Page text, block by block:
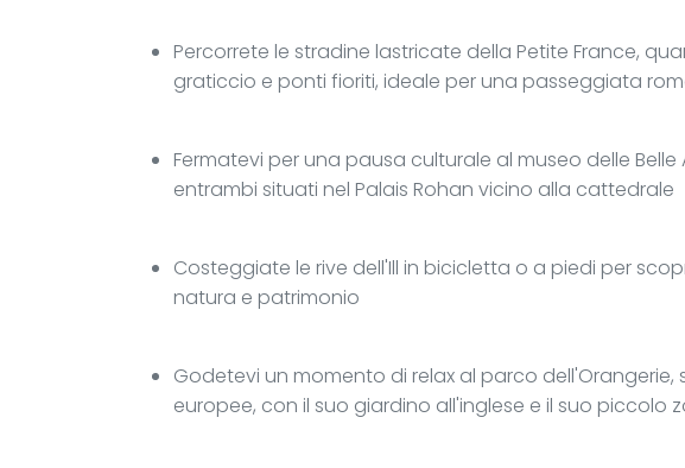
Percorrete le stradine lastricate della Petite France,
graticcio e ponti fioriti, ideale per una passeggiata
Fermatevi per una pausa culturale al museo delle
entrambi situati nel Palais Rohan vicino alla cattedrale
Costeggiate le rive dell'Ill in bicicletta o a piedi per
natura e patrimonio
Godetevi un momento di relax al parco dell'Orangerie,
europee, con il suo giardino all'inglese e il suo piccolo